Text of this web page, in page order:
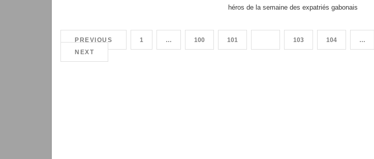
héros de la semaine des expatriés gabonais
PREVIOUS 1 … 100 101 103 104 …
NEXT